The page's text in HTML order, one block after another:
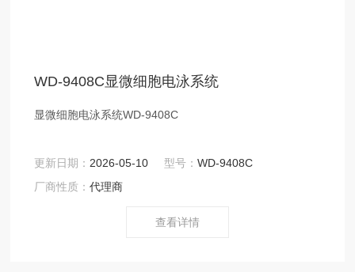
WD-9408C显微细胞电泳系统
显微细胞电泳系统WD-9408C
更新日期： 2026-05-10 型号：WD-9408C
厂商性质：代理商
查看详情